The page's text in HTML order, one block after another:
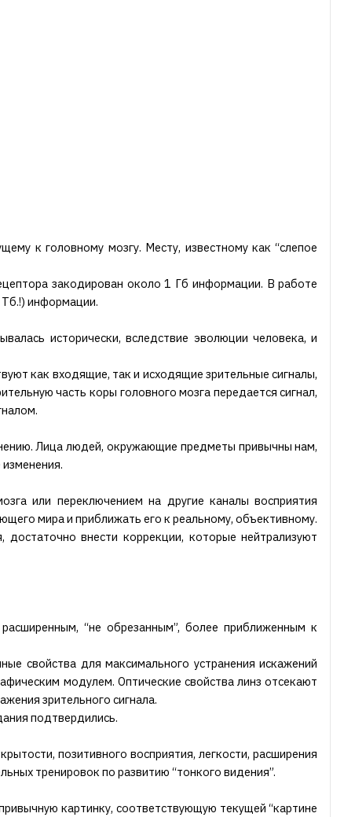
к головному мозгу. Месту, известному как “слепое
закодирован около 1 Гб информации. В работе
информации.
исторически, вследствие эволюции человека, и
как входящие, так и исходящие зрительные сигналы,
часть коры головного мозга передается сигнал,
Лица людей, окружающие предметы привычны нам,
или переключением на другие каналы восприятия
мира и приближать его к реальному, объективному.
внести коррекции, которые нейтрализуют
“не обрезанным”, более приближенным к
свойства для максимального устранения искажений
модулем. Оптические свойства линз отсекают
зрительного сигнала.
подтвердились.
позитивного восприятия, легкости, расширения
тренировок по развитию “тонкого видения”.
картинку, соответствующую текущей “картине